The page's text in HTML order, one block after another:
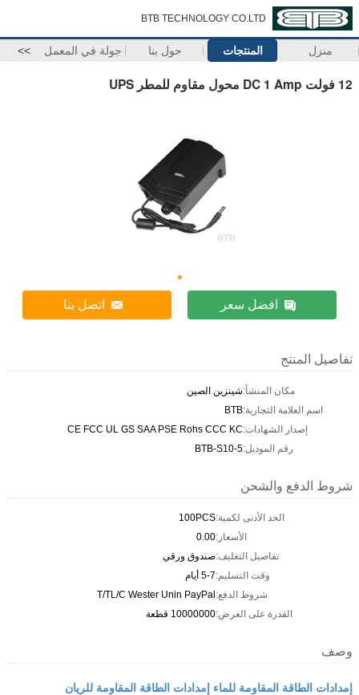
BTB TECHNOLOGY CO.LTD
منزل المنتجات حول بنا جولة في المعمل >>
12 فولت DC 1 Amp محول مقاوم للمطر UPS
افضل سعر اتصل بنا
تفاصيل المنتج
مكان المنشأ:شينزين الصين
اسم العلامة التجارية:BTB
إصدار الشهادات:CE FCC UL GS SAA PSE Rohs CCC KC
رقم الموديل:BTB-S10-5
شروط الدفع والشحن
الحد الأدنى لكمية:100PCS
الأسعار:0.00
تفاصيل التغليف:صندوق ورقي
وقت التسليم:5-7 أيام
شروط الدفع:T/TL/C Wester Unin PayPal
القدرة على العرض:10000000 قطعة
وصف
إمدادات الطاقة المقاومة للماء إمدادات الطاقة المقاومة للريان